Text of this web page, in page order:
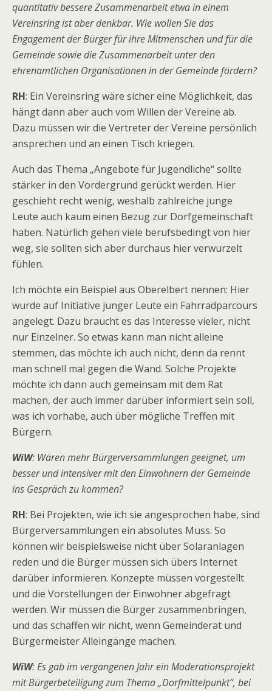
quantitativ bessere Zusammenarbeit etwa in einem
Vereinsring ist aber denkbar. Wie wollen Sie das
Engagement der Bürger für ihre Mitmenschen und für die
Gemeinde sowie die Zusammenarbeit unter den
ehrenamtlichen Organisationen in der Gemeinde fördern?
RH: Ein Vereinsring wäre sicher eine Möglichkeit, das
hängt dann aber auch vom Willen der Vereine ab.
Dazu müssen wir die Vertreter der Vereine persönlich
ansprechen und an einen Tisch kriegen.
Auch das Thema „Angebote für Jugendliche“ sollte
stärker in den Vordergrund gerückt werden. Hier
geschieht recht wenig, weshalb zahlreiche junge
Leute auch kaum einen Bezug zur Dorfgemeinschaft
haben. Natürlich gehen viele berufsbedingt von hier
weg, sie sollten sich aber durchaus hier verwurzelt
fühlen.
Ich möchte ein Beispiel aus Oberelbert nennen: Hier
wurde auf Initiative junger Leute ein Fahrradparcours
angelegt. Dazu braucht es das Interesse vieler, nicht
nur Einzelner. So etwas kann man nicht alleine
stemmen, das möchte ich auch nicht, denn da rennt
man schnell mal gegen die Wand. Solche Projekte
möchte ich dann auch gemeinsam mit dem Rat
machen, der auch immer darüber informiert sein soll,
was ich vorhabe, auch über mögliche Treffen mit
Bürgern.
WiW: Wären mehr Bürgerversammlungen geeignet, um
besser und intensiver mit den Einwohnern der Gemeinde
ins Gespräch zu kommen?
RH: Bei Projekten, wie ich sie angesprochen habe, sind
Bürgerversammlungen ein absolutes Muss. So
können wir beispielsweise nicht über Solaranlagen
reden und die Bürger müssen sich übers Internet
darüber informieren. Konzepte müssen vorgestellt
und die Vorstellungen der Einwohner abgefragt
werden. Wir müssen die Bürger zusammenbringen,
und das schaffen wir nicht, wenn Gemeinderat und
Bürgermeister Alleingänge machen.
WiW: Es gab im vergangenen Jahr ein Moderationsprojekt
mit Bürgerbeteiligung zum Thema „Dorfmittelpunkt“, bei